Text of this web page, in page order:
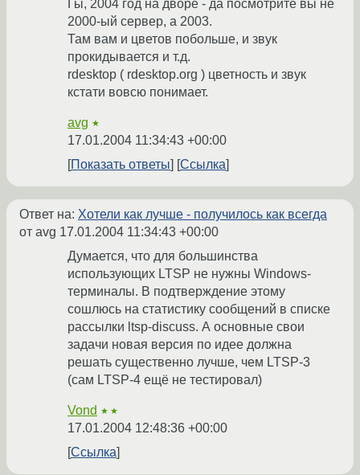
Гы, 2004 год на дворе - да посмотрите вы не
2000-ый сервер, а 2003.
Там вам и цветов побольше, и звук
прокидывается и т.д.
rdesktop ( rdesktop.org ) цветность и звук
кстати вовсю понимает.
avg ★
17.01.2004 11:34:43 +00:00
Показать ответы
Ссылка
Ответ на: Хотели как лучше - получилось как всегда
от avg 17.01.2004 11:34:43 +00:00
Думается, что для большинства
использующих LTSP не нужны Windows-
терминалы. В подтверждение этому
сошлюсь на статистику сообщений в списке
рассылки ltsp-discuss. А основные свои
задачи новая версия по идее должна
решать существенно лучше, чем LTSP-3
(сам LTSP-4 ещё не тестировал)
Vond ★★
17.01.2004 12:48:36 +00:00
Ссылка